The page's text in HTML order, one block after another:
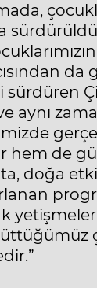
da
sürdüren
aynı
hem de
doğa